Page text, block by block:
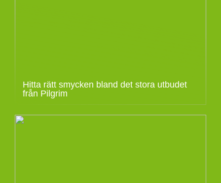
Hitta rätt smycken bland det stora utbudet
från Pilgrim